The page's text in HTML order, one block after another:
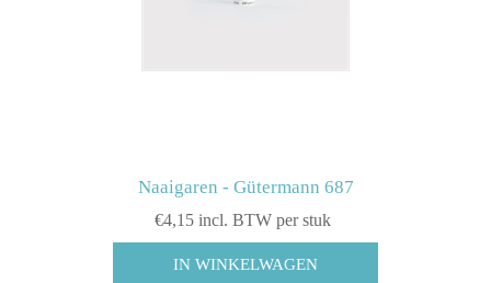
Naaigaren - Gütermann 687
€4,15 incl. BTW per stuk